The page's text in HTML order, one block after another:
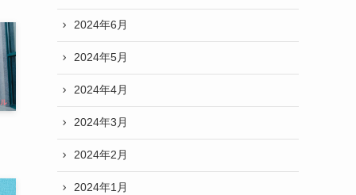
2024年6月
2024年5月
2024年4月
2024年3月
2024年2月
2024年1月